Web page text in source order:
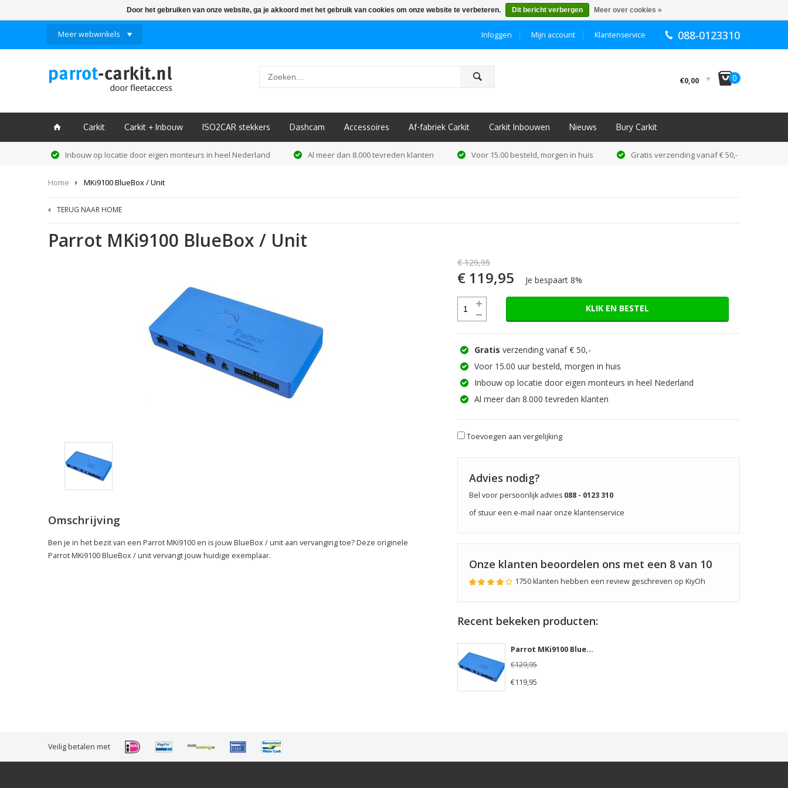
Meer webwinkels 088-0123310
Klantenservice
Mijn account
Inloggen
ô €0,00 I0
ï Carkit Carkit + Inbouw ISO2CAR stekkers Dashcam Accessoires Af-fabriek Carkit Carkit Inbouwen Nieuws Bury Carkit
Inbouw op locatie door eigen monteurs in heel Nederland Al meer dan 8.000 tevreden klanten Voor 15.00 besteld, morgen in huis Gratis verzending vanaf € 50,-
Home MKi9100 BlueBox / Unit
TERUG NAAR HOME
Parrot MKi9100 BlueBox / Unit
Omschrijving
Ben je in het bezit van een Parrot MKi9100 en is jouw BlueBox / unit aan vervanging toe? Deze originele
Parrot MKi9100 BlueBox / unit vervangt jouw huidige exemplaar.
€ 129,95
€ 119,95 Je bespaart 8%
KLIK EN BESTEL
Gratis verzending vanaf € 50,-
Voor 15.00 uur besteld, morgen in huis
Inbouw op locatie door eigen monteurs in heel Nederland
Al meer dan 8.000 tevreden klanten
Toevoegen aan vergelijking
Advies nodig?
Bel voor persoonlijk advies 088 - 0123 310
of stuur een e-mail naar onze klantenservice
Onze klanten beoordelen ons met een 8 van 10
1750 klanten hebben een review geschreven op KiyOh
Recent bekeken producten:
Parrot MKi9100 BlueBox / Unit
€129,95
€119,95
Veilig betalen met
Door het gebruiken van onze website, ga je akkoord met het gebruik van cookies om onze website te verbeteren. Dit bericht verbergen Meer over cookies »